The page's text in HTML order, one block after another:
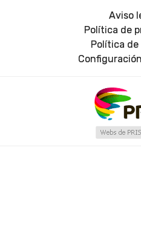
Aviso
Política de
Política de